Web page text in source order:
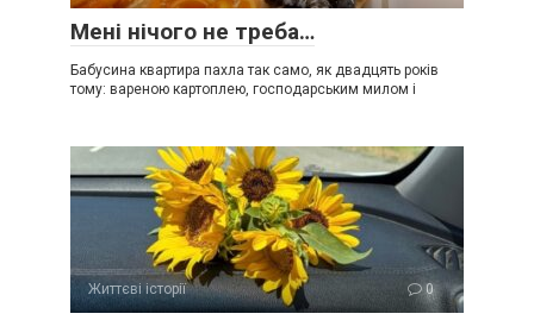
Мені нічого не треба…
Бабусина квартира пахла так само, як двадцять років
тому: вареною картоплею, господарським милом і
Життєві історії 0